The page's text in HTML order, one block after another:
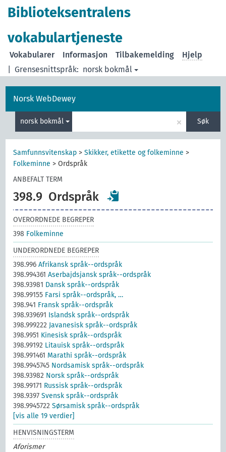
Biblioteksentralens
vokabulartjeneste
Grensesnittspråk: norsk bokmål
Vokabularer Informasjon Tilbakemelding Hjelp
Norsk WebDewey
norsk bokmål × Søk
Samfunnsvitenskap >Skikker, etikette og folkeminne >
Folkeminne >Ordspråk
ANBEFALT TERM
398.9 Ordspråk
OVERORDNEDE BEGREPER
398 Folkeminne
UNDERORDNEDE BEGREPER
398.996Afrikansk språk--ordspråk
398.994361Aserbajdsjansk språk--ordspråk
398.93981 Dansk språk--ordspråk
398.99155 Farsi språk--ordspråk, …
398.941 Fransk språk--ordspråk
398.939691 Islandsk språk--ordspråk
398.999222 Javanesisk språk--ordspråk
398.9951 Kinesisk språk--ordspråk
398.99192 Litauisk språk--ordspråk
398.991461 Marathi språk--ordspråk
398.9945745 Nordsamisk språk--ordspråk
398.93982 Norsk språk--ordspråk
398.99171 Russisk språk--ordspråk
398.9397Svensk språk--ordspråk
398.9945722Sørsamisk språk--ordspråk
[vis alle 19 verdier]
HENVISNINGSTERM
Aforismer